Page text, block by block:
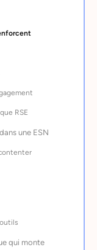
RSE
une ESN
qui monte